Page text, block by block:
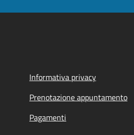
Informativa privacy
Prenotazione appuntamento
Pagamenti